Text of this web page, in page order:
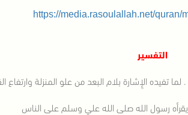
https://media.rasoulallah.net/quran/
التفسير
الإِشارة بلام البعد من علو المنزلة وارتفاع
يقرأه رسول الله صلى الله علي وسلم على الناس